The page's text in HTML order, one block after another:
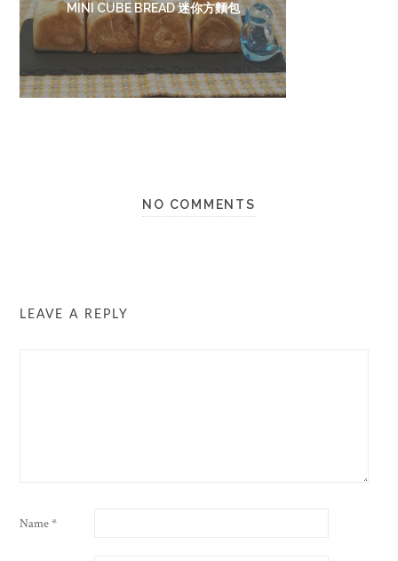
MINI CUBE BREAD 迷你方麵包
NO COMMENTS
LEAVE A REPLY
Name*